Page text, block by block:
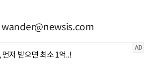
wander@newsis.com